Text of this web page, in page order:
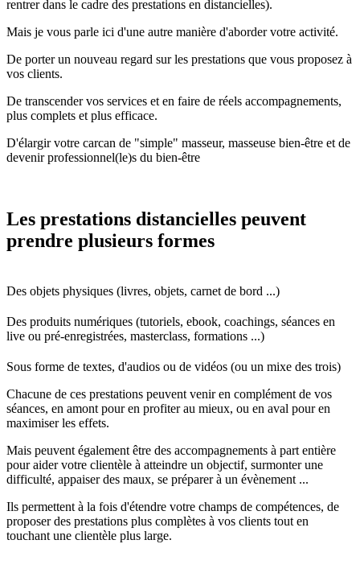
rentrer dans le cadre des prestations en distancielles).
Mais je vous parle ici d'une autre manière d'aborder votre activité.
De porter un nouveau regard sur les prestations que vous proposez à
vos clients.
De transcender vos services et en faire de réels accompagnements,
plus complets et plus efficace.
D'élargir votre carcan de "simple" masseur, masseuse bien-être et de
devenir professionnel(le)s du bien-être
Les prestations distancielles peuvent
prendre plusieurs formes
Des objets physiques (livres, objets, carnet de bord ...)
Des produits numériques (tutoriels, ebook, coachings, séances en
live ou pré-enregistrées, masterclass, formations ...)
Sous forme de textes, d'audios ou de vidéos (ou un mixe des trois)
Chacune de ces prestations peuvent venir en complément de vos
séances, en amont pour en profiter au mieux, ou en aval pour en
maximiser les effets.
Mais peuvent également être des accompagnements à part entière
pour aider votre clientèle à atteindre un objectif, surmonter une
difficulté, appaiser des maux, se préparer à un évènement ...
Ils permettent à la fois d'étendre votre champs de compétences, de
proposer des prestations plus complètes à vos clients tout en
touchant une clientèle plus large.